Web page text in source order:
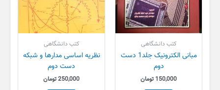
کتب دانشگاهی
مبانی الکترونیک جلد1 دست
دوم
150,000 تومان
کتب دانشگاهی
نظریه اساسی مدارها و شبکه
دست دوم
250,000تومان